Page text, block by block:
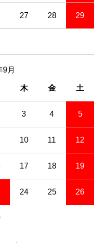
27 28 29
9月
木 金 土
3 4 5
10 11 12
17 18 19
24 25 26